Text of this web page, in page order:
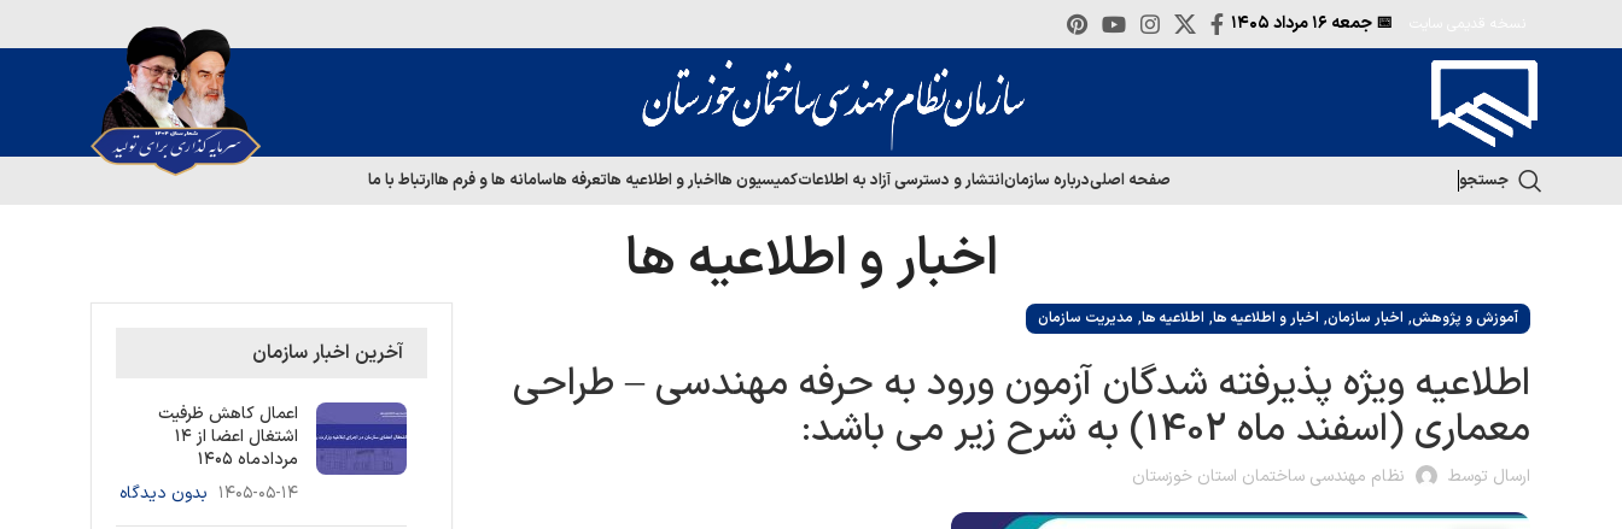
📅 جمعه
جستجو صفحه اصلیدرباره سازمانانتشار و دسترسی آزاد به اطلاعاتکمیسیون هااخبار و اطلاعیه هاتعرفه هاسامانه ها و فرم هاارتباط با ما
اخبار و اطلاعیه ها
آموزش و پژوهش, اخبار سازمان, اخبار و اطلاعیه ها, اطلاعیه ها, مدیریت سازمان
اطلاعیه ویژه پذیرفته شدگان آزمون ورود به حرفه مهندسی – طراحی
معماری (اسفند ماه 1402) به شرح زیر می باشد:
ارسال توسط نظام مهندسی ساختمان استان خوزستان
آخرین اخبار سازمان
اعمال کاهش ظرفیت
اشتغال اعضا از ۱۴
مردادماه ۱۴۰۵
۱۴۰۵-۰۵-۱۴ بدون دیدگاه